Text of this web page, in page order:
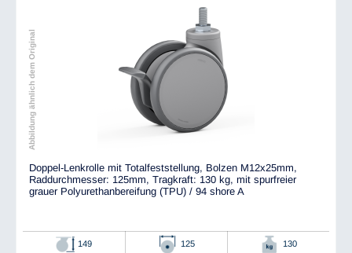
Abbildung ähnlich dem Original
Doppel-Lenkrolle mit Totalfeststellung, Bolzen M12x25mm,
Raddurchmesser: 125mm, Tragkraft: 130 kg, mit spurfreier
grauer Polyurethanbereifung (TPU) / 94 shore A
149 125 130